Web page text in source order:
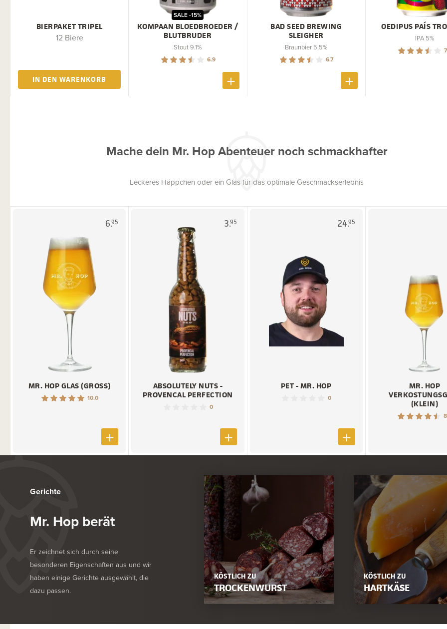
BIERPAKET TRIPEL
12 Biere
IN DEN WARENKORB
KOMPAAN BLOEDBROEDER /
BLUTBRUDER
SALE -15%
Stout 9.1%
6.9
BAD SEED BREWING
SLEIGHER
Braunbier 5,5%
6.7
OEDIPUS PAÍS
IPA 5%
Mache dein Mr. Hop Abenteuer noch schmackhafter
Leckeres Häppchen oder ein Glas für das optimale Geschmackserlebnis
6.95
MR. HOP GLAS (GROSS)
10.0
3.95
ABSOLUTELY NUTS -
PROVENCAL PERFECTION
0
24.95
PET - MR. HOP
0
MR. HOP
(KLEIN)
Gerichte
Mr. Hop berät
Er zeichnet sich durch seine
besonderen Eigenschaften aus und wir
haben einige Gerichte ausgewählt, die
dazu passen.
KÖSTLICH ZU
TROCKENWURST
KÖSTLICH ZU
HARTKÄSE